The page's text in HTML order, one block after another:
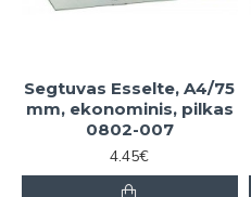
Segtuvas Esselte, A4/75
mm, ekonominis, pilkas
0802-007
4.45€